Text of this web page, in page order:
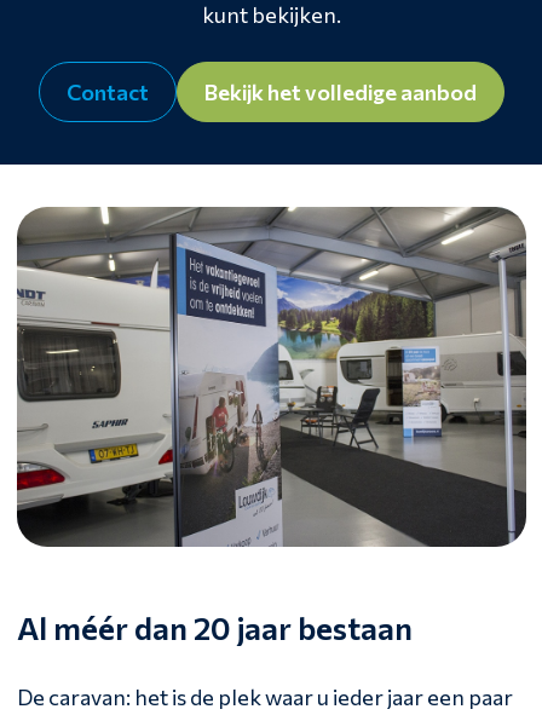
kunt bekijken.
Contact Bekijk het volledige aanbod
Al méér dan 20 jaar bestaan
De caravan: het is de plek waar u ieder jaar een paar